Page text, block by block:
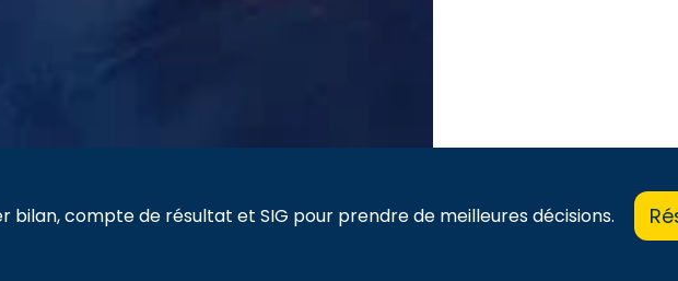
compte de résultat et SIG pour prendre de meilleures décisions.